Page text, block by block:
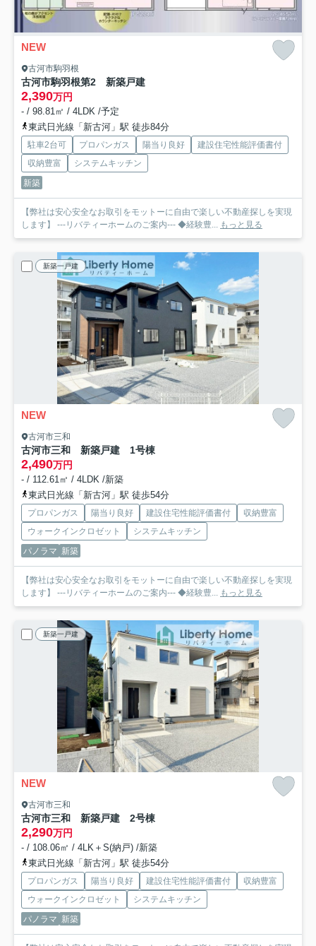
NEW
古河市駒羽根
古河市駒羽根第2 新築戸建
2,390万円
- / 98.81㎡ / 4LDK /予定
東武日光線「新古河」駅 徒歩84分
駐車2台可 プロパンガス 陽当り良好
建設住宅性能評価書付
収納豊富
システムキッチン
新築
【弊社は安心安全なお取引をモットーに自由で楽しい不動産探しを実現
します】 ---リバティーホームのご案内--- ◆経験豊... もっと見る
新築一戸建
NEW
古河市三和
古河市三和 新築戸建 1号棟
2,490万円
- / 112.61㎡ / 4LDK /新築
東武日光線「新古河」駅 徒歩54分
プロパンガス 陽当り良好 建設住宅性能評価書付
収納豊富
ウォークインクロゼット
システムキッチン
パノラマ 新築
【弊社は安心安全なお取引をモットーに自由で楽しい不動産探しを実現
します】 ---リバティーホームのご案内--- ◆経験豊... もっと見る
新築一戸建
NEW
古河市三和
古河市三和 新築戸建 2号棟
2,290万円
- / 108.06㎡ / 4LK＋S(納戸) /新築
東武日光線「新古河」駅 徒歩54分
プロパンガス 陽当り良好 建設住宅性能評価書付
収納豊富
ウォークインクロゼット
システムキッチン
パノラマ 新築